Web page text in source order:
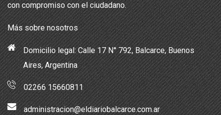
con compromiso con el ciudadano.
Más sobre nosotros
Domicilio legal: Calle 17 N° 792, Balcarce, Buenos
Aires, Argentina
02266 15660811
administracion@eldiariobalcarce.com.ar